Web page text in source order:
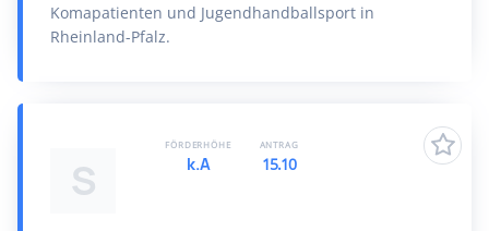
Komapatienten und Jugendhandballsport in
Rheinland-Pfalz.
S
FÖRDERHÖHE
k.A
ANTRAG
15.10